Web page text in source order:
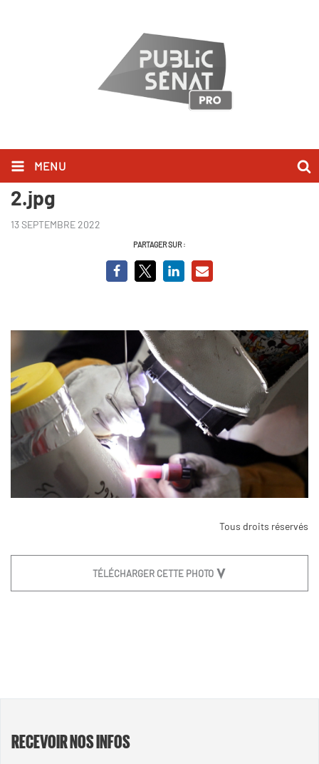
MENU
Nucléaire - les défis de la relance
2.jpg
13 SEPTEMBRE 2022
PARTAGER SUR :
Tous droits réservés
TÉLÉCHARGER CETTE PHOTO
RECEVOIR NOS INFOS